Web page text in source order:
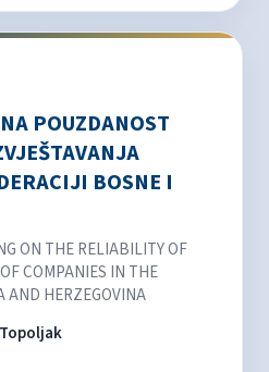
POUZDANOST
BOSNE I
ON THE RELIABILITY OF
COMPANIES IN THE
AND HERZEGOVINA